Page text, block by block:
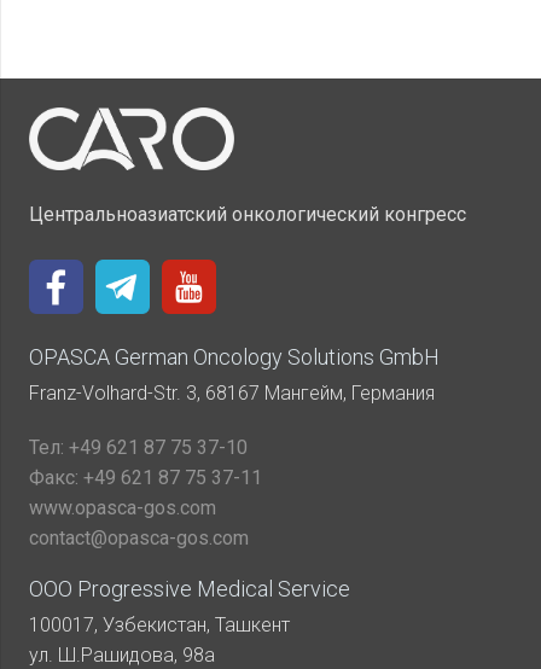
Центральноазиатский онкологический конгресс
OPASCA German Oncology Solutions GmbH
Franz-Volhard-Str. 3, 68167 Мангейм, Германия
Тел: +49 621 87 75 37-10
Факс: +49 621 87 75 37-11
www.opasca-gos.com
contact@opasca-gos.com
ООО Progressive Medical Service
100017, Узбекистан, Ташкент
ул. Ш.Рашидова, 98а